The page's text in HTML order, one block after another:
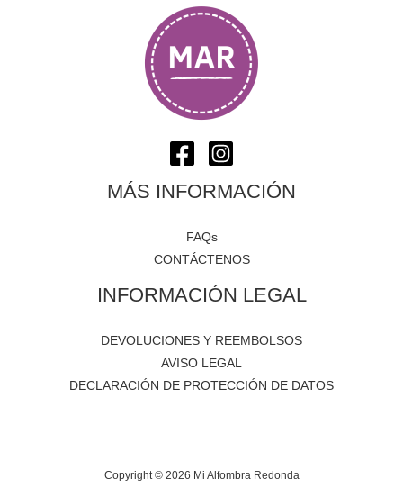
MÁS INFORMACIÓN
FAQs
CONTÁCTENOS
INFORMACIÓN LEGAL
DEVOLUCIONES Y REEMBOLSOS
AVISO LEGAL
DECLARACIÓN DE PROTECCIÓN DE DATOS
Copyright © 2026 Mi Alfombra Redonda